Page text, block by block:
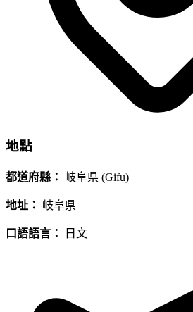
地點
都道府縣： 岐阜県 (Gifu)
地址： 岐阜県
口語語言： 日文